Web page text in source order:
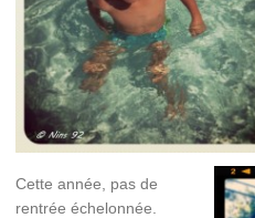
Cette année, pas de
rentrée échelonnée.